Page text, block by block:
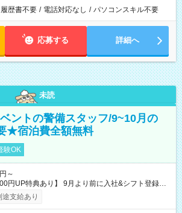
履歴書不要 / 電話対応なし / パソコンスキル不要
応募する 詳細へ
未読
ントの警備スタッフ/9~10月の
★宿泊費全額無料
験OK
～
円UP特典あり】 9月より前に入社&シフト登録す
(9/16~10/23) の日給がUP! 日給1万1500円でしっか
り稼げます♪ 【試用期間】試用期間なし
支給あり